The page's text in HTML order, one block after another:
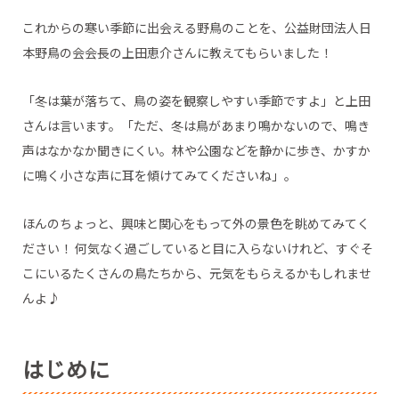
これからの寒い季節に出会える野鳥のことを、公益財団法人日
本野鳥の会会長の上田恵介さんに教えてもらいました！
「冬は葉が落ちて、鳥の姿を観察しやすい季節ですよ」と上田
さんは言います。「ただ、冬は鳥があまり鳴かないので、鳴き
声はなかなか聞きにくい。林や公園などを静かに歩き、かすか
に鳴く小さな声に耳を傾けてみてくださいね」。
ほんのちょっと、興味と関心をもって外の景色を眺めてみてく
ださい！ 何気なく過ごしていると目に入らないけれど、すぐそ
こにいるたくさんの鳥たちから、元気をもらえるかもしれませ
んよ♪
はじめに